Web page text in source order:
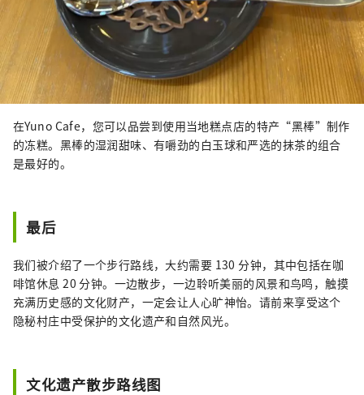
在Yuno Cafe，您可以品尝到使用当地糕点店的特产“黑棒”制作
的冻糕。黑棒的湿润甜味、有嚼劲的白玉球和严选的抹茶的组合
是最好的。
最后
我们被介绍了一个步行路线，大约需要 130 分钟，其中包括在咖
啡馆休息 20 分钟。一边散步，一边聆听美丽的风景和鸟鸣，触摸
充满历史感的文化财产，一定会让人心旷神怡。请前来享受这个
隐秘村庄中受保护的文化遗产和自然风光。
文化遗产散步路线图